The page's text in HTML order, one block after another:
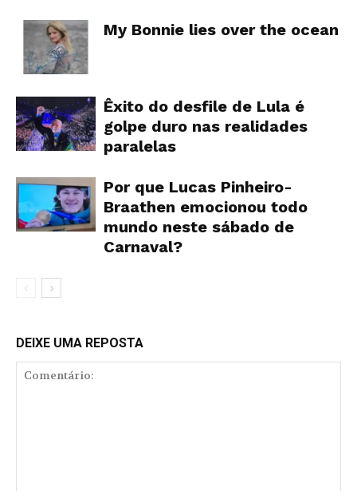
My Bonnie lies over the ocean
Êxito do desfile de Lula é
golpe duro nas realidades
paralelas
Por que Lucas Pinheiro-
Braathen emocionou todo
mundo neste sábado de
Carnaval?
DEIXE UMA REPOSTA